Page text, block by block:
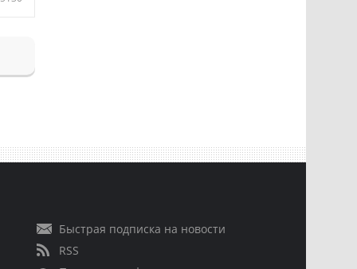
Быстрая подписка на новости
RSS